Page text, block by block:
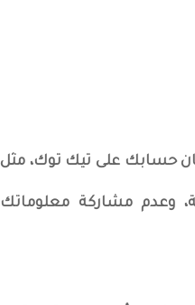
حسابك على تيك توك، مثل
وعدم مشاركة معلوماتك